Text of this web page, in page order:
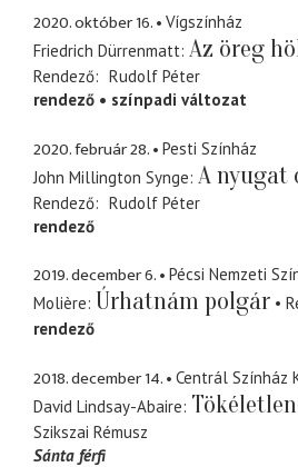
2020. október 16.
Vígszínház
Friedrich Dürrenmatt Az öreg
Rendező
Rudolf Péter
rendező
színpadi változat
2020. február 28.
Pesti Színház
John Millington Synge A nyugat
Rendező
Rudolf Péter
rendező
2019. december 6.
Pécsi Nemzeti
Molière Úrhatnám polgár
rendező
2018. december 14.
Centrál Színház
David Lindsay-Abaire
Szikszai Rémusz
Sánta férfi